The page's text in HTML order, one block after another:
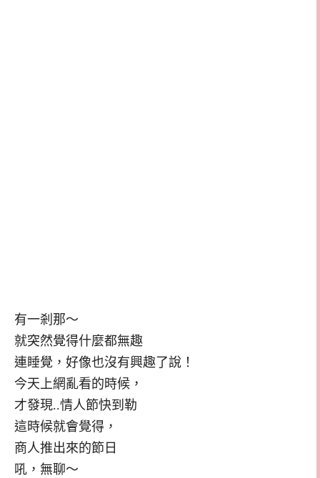
有一剎那～
就突然覺得什麼都無趣
連睡覺，好像也沒有興趣了說！
今天上網亂看的時候，
才發現..情人節快到勒
這時候就會覺得，
商人推出來的節日
吼，無聊～